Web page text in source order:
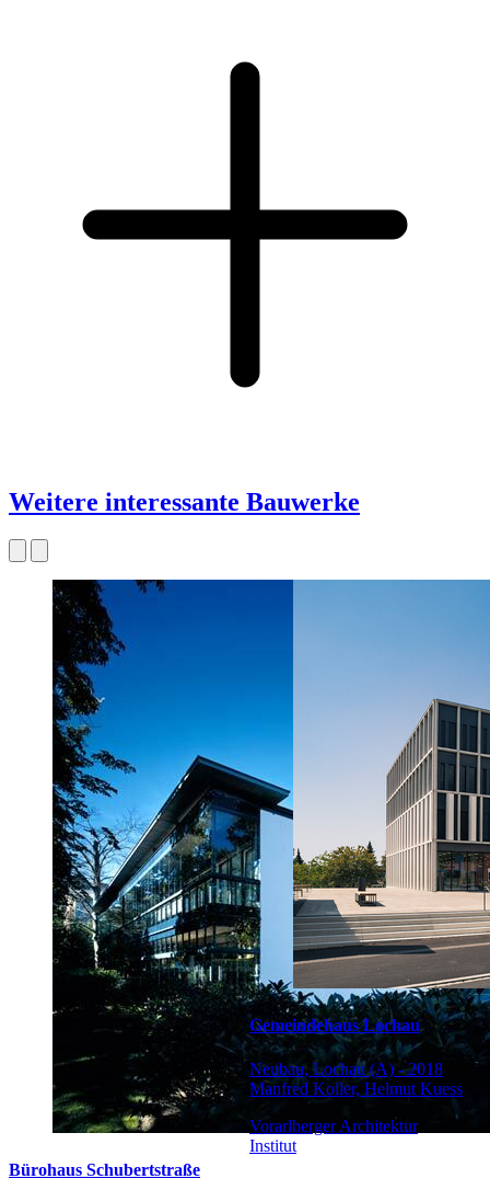
Weitere interessante Bauwerke
Bürohaus Schubertstraße
Gemeindehaus Lochau
Neubau, Lochau (A) - 2018
Manfred Koller, Helmut Kuess
Vorarlberger Architektur
Institut